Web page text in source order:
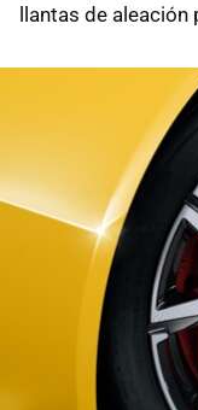
llantas de aleación